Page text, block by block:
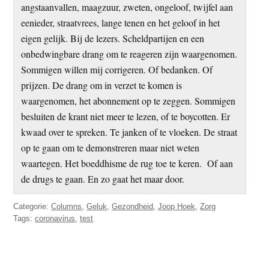
angstaanvallen, maagzuur, zweten, ongeloof, twijfel aan
eenieder, straatvrees, lange tenen en het geloof in het
eigen gelijk. Bij de lezers. Scheldpartijen en een
onbedwingbare drang om te reageren zijn waargenomen.
Sommigen willen mij corrigeren. Of bedanken. Of
prijzen. De drang om in verzet te komen is
waargenomen, het abonnement op te zeggen. Sommigen
besluiten de krant niet meer te lezen, of te boycotten. Er
kwaad over te spreken. Te janken of te vloeken. De straat
op te gaan om te demonstreren maar niet weten
waartegen. Het boeddhisme de rug toe te keren. Of aan
de drugs te gaan. En zo gaat het maar door.
Categorie:Columns,Geluk,Gezondheid,Joop Hoek,Zorg
Tags:coronavirus,test